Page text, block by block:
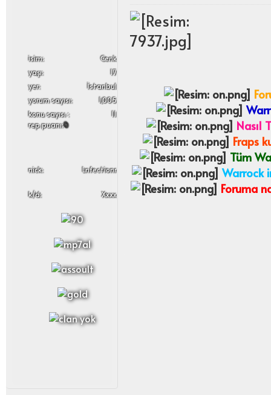
i̇sim:
Cenk
yaşı:
17
yer:
İstanbul
yorum sayısı:
1,005
konu sayısı :
11
rep puanı:0
nick: Lnfectionr
k/d: Xxxx
Nasıl
Fraps
Tüm
Warrock
Foruma